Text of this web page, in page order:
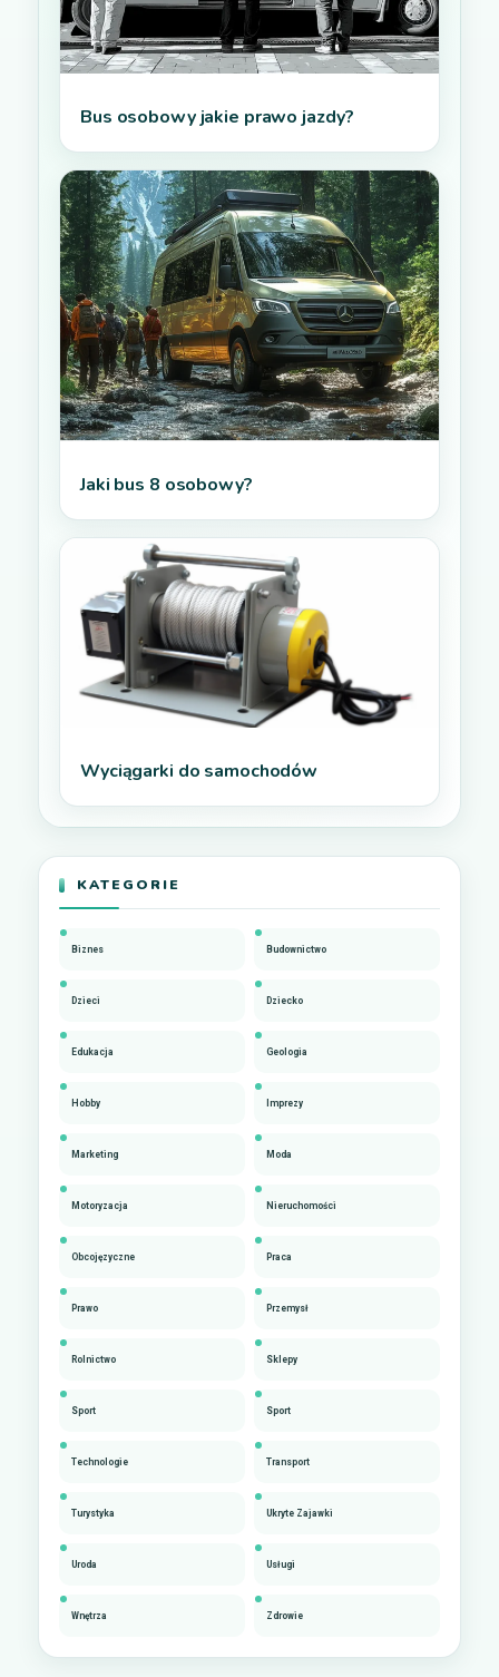
Bus osobowy jakie prawo jazdy?
Jaki bus 8 osobowy?
Wyciągarki do samochodów
KATEGORIE
Biznes Budownictwo
Dzieci Dziecko
Edukacja Geologia
Hobby Imprezy
Marketing Moda
Motoryzacja Nieruchomości
Obcojęzyczne Praca
Prawo Przemysł
Rolnictwo Sklepy
Sport Sport
Technologie Transport
Turystyka Ukryte Zajawki
Uroda Usługi
Wnętrza Zdrowie